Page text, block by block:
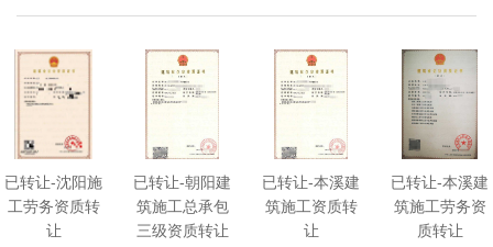
已转让-沈阳施
工劳务资质转
让
已转让-朝阳建
筑施工总承包
三级资质转让
已转让-本溪建
筑施工资质转
让
已转让-本溪建
筑施工劳务资
质转让